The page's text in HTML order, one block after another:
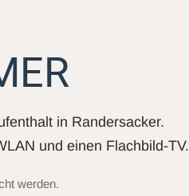
in Randersacker.
und einen Flachbild-TV.
werden.